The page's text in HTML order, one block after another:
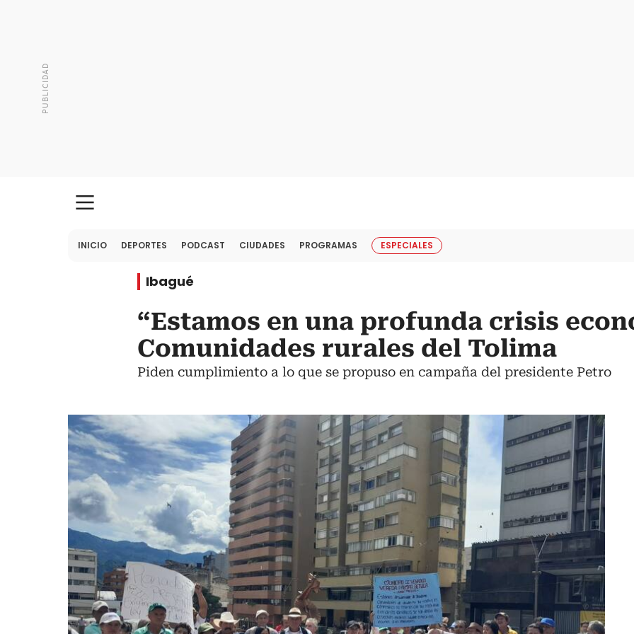
INICIO DEPORTES PODCAST CIUDADES PROGRAMAS ESPECIALES
Ibagué
“Estamos en una profunda crisis
Comunidades rurales del Tolima
Piden cumplimiento a lo que se propuso en campaña del presidente Petro